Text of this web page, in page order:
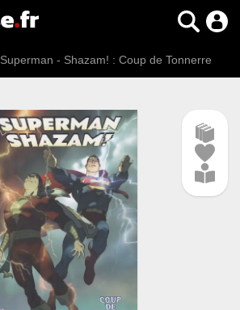
Superman - Shazam! : Coup de Tonnerre